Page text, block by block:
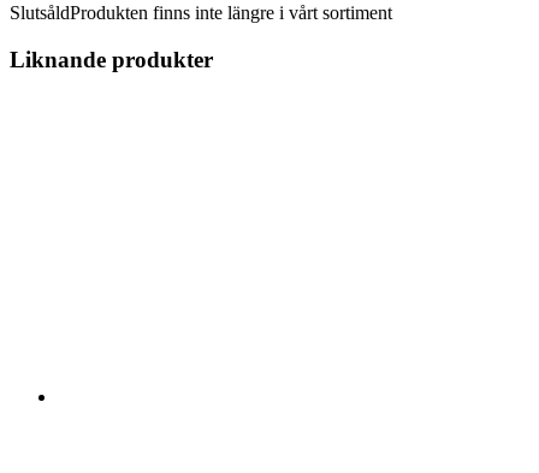
SlutsåldProdukten finns inte längre i vårt sortiment
Liknande produkter